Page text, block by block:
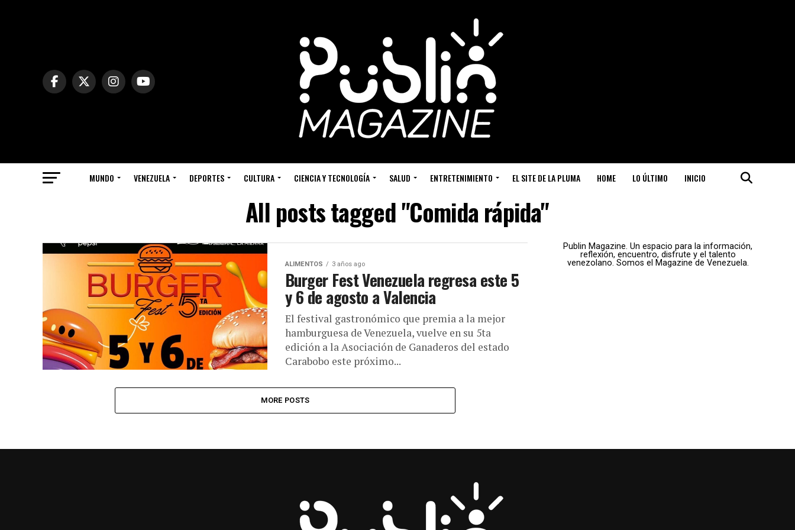
MUNDO VENEZUELA DEPORTES CULTURA CIENCIA Y TECNOLOGÍA SALUD ENTRETENIMIENTO EL SITE DE LA PLUMA HOME LO ÚLTIMO INICIO
All posts tagged "Comida rápida"
ALIMENTOS 3 años ago
Burger Fest Venezuela regresa este 5
y 6 de agosto a Valencia
El festival gastronómico que premia a la mejor
hamburguesa de Venezuela, vuelve en su 5ta
edición a la Asociación de Ganaderos del estado
Carabobo este próximo...
MORE POSTS
Publin Magazine. Un espacio para la información,
reflexión, encuentro, disfrute y el talento
venezolano. Somos el Magazine de Venezuela.